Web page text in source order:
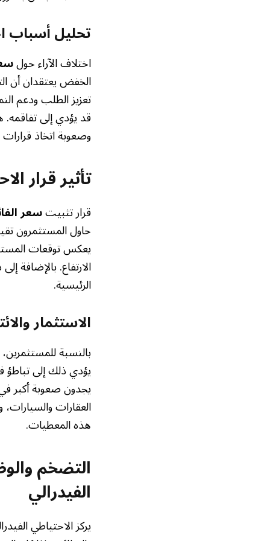
تحليل أسباب
اختلاف الآراء حول
الخفض يعتقدان أن
تعزيز الطلب ودعم
قد يؤدي إلى
وصعوبة اتخاذ
تأثير قرار
قرار تثبيتسعر
حاول المستثمرون
يعكس توقعات
الارتفاع.
الرئيسية.
الاستثمار
بالنسبة
يؤدي ذلك إلى تباطؤ
يجدون صعوبة أكبر
العقارات
هذه المعطيات.
التضخم
الفيدرالي
يركز الاحتياطي